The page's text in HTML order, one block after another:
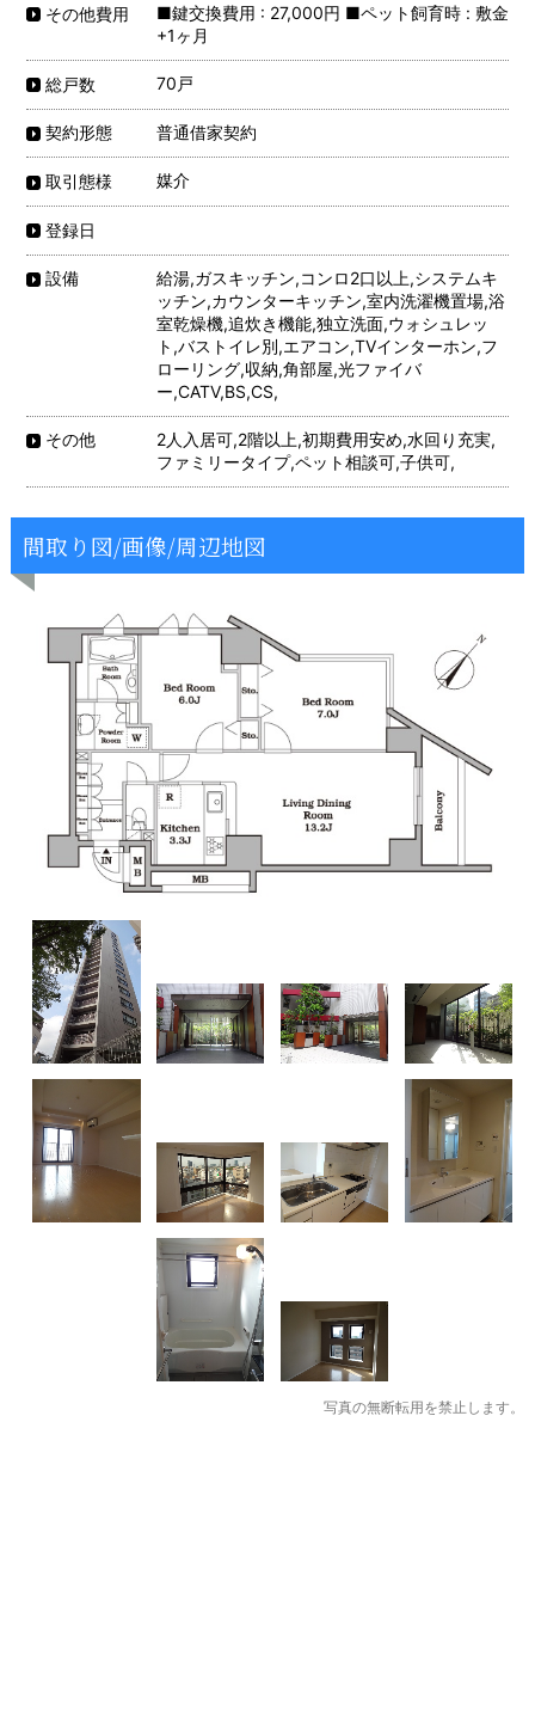
その他費用
■鍵交換費用 : 27,000円 ■ペット飼育時 : 敷金
+1ヶ月
総戸数 70戸
契約形態 普通借家契約
取引態様 媒介
登録日
設備
給湯,ガスキッチン,コンロ2口以上,システムキ
ッチン,カウンターキッチン,室内洗濯機置場,浴
室乾燥機,追炊き機能,独立洗面,ウォシュレッ
ト,バストイレ別,エアコン,TVインターホン,フ
ローリング,収納,角部屋,光ファイバ
ー,CATV,BS,CS,
その他
2人入居可,2階以上,初期費用安め,水回り充実,
ファミリータイプ,ペット相談可,子供可,
間取り図/画像/周辺地図
写真の無断転用を禁止します。